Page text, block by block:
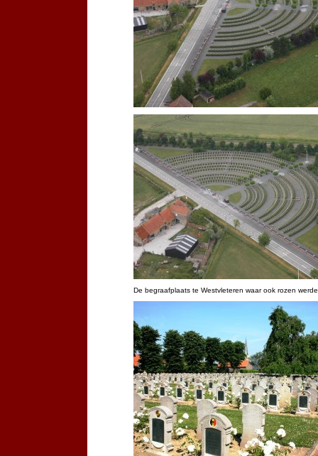
De begraafplaats te Westvleteren waar ook rozen